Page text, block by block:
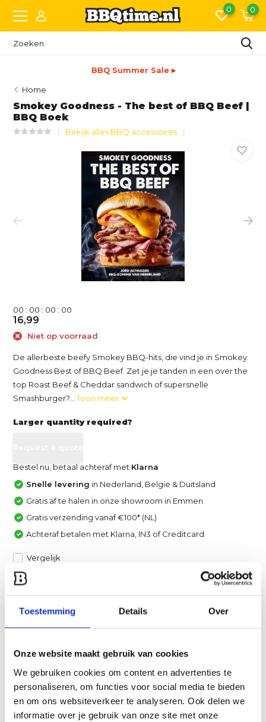
Toestemming Details Over
Onze website maakt gebruik van cookies
We gebruiken cookies om content en advertenties te
personaliseren, om functies voor social media te bieden
en om ons websiteverkeer te analyseren. Ook delen we
informatie over je gebruik van onze site met onze
0 0
BBQ Summer Sale ▸
Home
Smokey Goodness - The best of BBQ Beef |
BBQ Boek
Bekijk alles BBQ accessoires
00 : 00 : 00 : 00
16,99
Niet op voorraad
De allerbeste beefy Smokey BBQ-hits, die vind je in Smokey
Goodness Best of BBQ Beef. Zet je je tanden in een over the
top Roast Beef & Cheddar sandwich of supersnelle
Smashburger?...Toon meer
Larger quantity required?
Bestel nu, betaal achteraf met Klarna
Snelle levering in Nederland, België & Duitsland
Gratis af te halen in onze showroom in Emmen
Gratis verzending vanaf €100* (NL)
Achteraf betalen met Klarna, IN3 of Creditcard
Vergelijk
Een van onze specialisten helpt je graag verder!
Stuur ons een mail
Productomschrijving
Specificaties